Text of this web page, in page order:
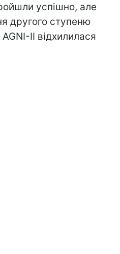
успішно, але
другого ступеню
II відхилилася